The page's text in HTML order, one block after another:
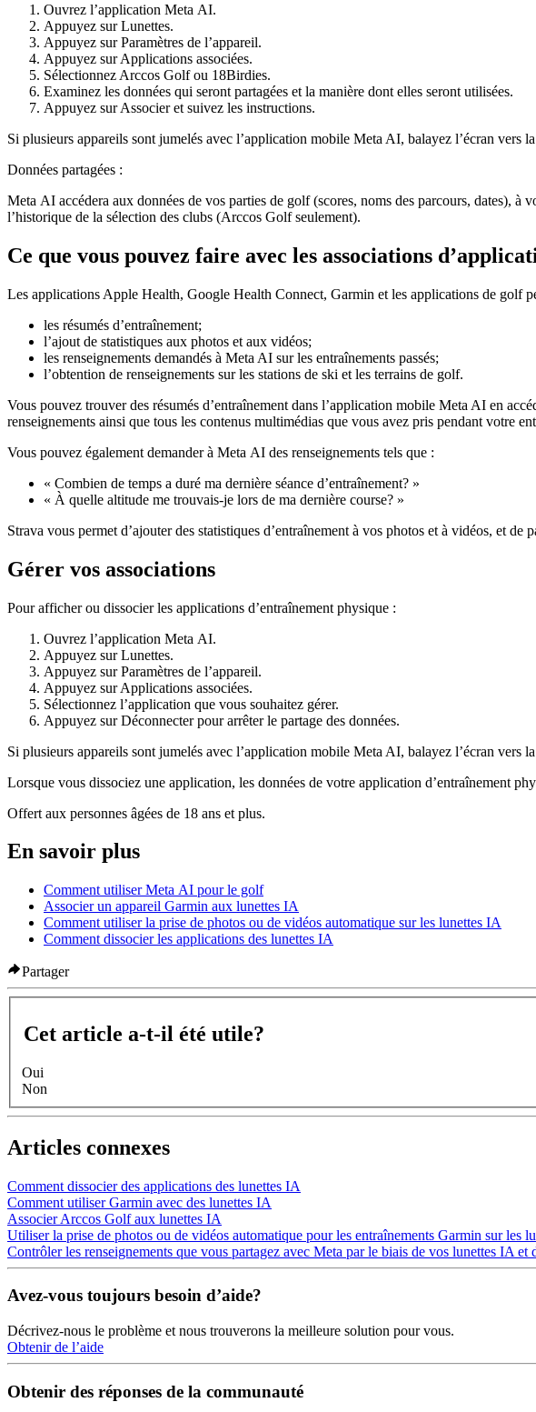
Ouvrez l’application Meta AI.
Appuyez surLunettes.
Appuyez surParamètres de l’appareil.
Appuyez surApplications associées.
Sélectionnez Arccos Golfou 18Birdies.
Examinez les données qui seront partagées et la manière dont elles seront utilisées.
Appuyez surAssocieret suivez les instructions.
Si plusieurs appareils sont jumelés avec l’application mobile Meta AI, balayez l’écran vers
Données partagées :
Meta AI accédera aux données de vos parties de golf (scores, noms des parcours, dates), à
l’historique de la sélection des clubs (Arccos Golf seulement).
Ce que vous pouvez faire avec les associations
Les applications Apple Health, Google Health Connect, Garmin et les applications de golf
les résumés d’entraînement;
l’ajout de statistiques aux photos et aux vidéos;
les renseignements demandés à Meta AI sur les entraînements passés;
l’obtention de renseignements sur les stations de ski et les terrains de golf.
Vous pouvez trouver des résumés d’entraînement dans l’application mobile Meta AI en
renseignements ainsi que tous les contenus multimédias que vous avez pris pendant votre
Vous pouvez également demander à Meta AI des renseignements tels que :
« Combien de temps a duré ma dernière séance d’entraînement? »
« À quelle altitude me trouvais-je lors de ma dernière course? »
Strava vous permet d’ajouter des statistiques d’entraînement à vos photos et à vidéos, et
Gérer vos associations
Pour afficher ou dissocier les applications d’entraînement physique :
Ouvrez l’application Meta AI.
Appuyez surLunettes.
Appuyez surParamètres de l’appareil.
Appuyez surApplications associées.
Sélectionnez l’application que vous souhaitez gérer.
Appuyez surDéconnecterpour arrêter le partage des données.
Si plusieurs appareils sont jumelés avec l’application mobile Meta AI, balayez l’écran vers
Lorsque vous dissociez une application, les données de votre application d’entraînement
Offert aux personnes âgées de 18 ans et plus.
En savoir plus
Comment utiliser Meta AI pour le golf
Associer un appareil Garmin aux lunettes IA
Comment utiliser la prise de photos ou de vidéos automatique sur les lunettes IA
Comment dissocier les applications des lunettes IA
Partager
Cet article a-t-il été utile?
Oui
Non
Articles connexes
Comment dissocier des applications des lunettes IA
Comment utiliser Garmin avec des lunettes IA
Associer Arccos Golf aux lunettes IA
Utiliser la prise de photos ou de vidéos automatique pour les entraînements Garmin sur les
Contrôler les renseignements que vous partagez avec Meta par le biais de vos lunettes IA et
Avez-vous toujours besoin d’aide?
Décrivez-nous le problème et nous trouverons la meilleure solution pour vous.
Obtenir de l’aide
Obtenir des réponses de la communauté